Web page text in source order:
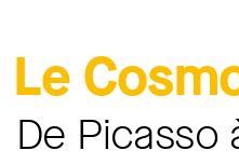
Le
De Picasso